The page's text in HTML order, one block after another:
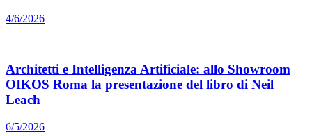
4/6/2026
Architetti e Intelligenza Artificiale: allo Showroom
OIKOS Roma la presentazione del libro di Neil
Leach
6/5/2026